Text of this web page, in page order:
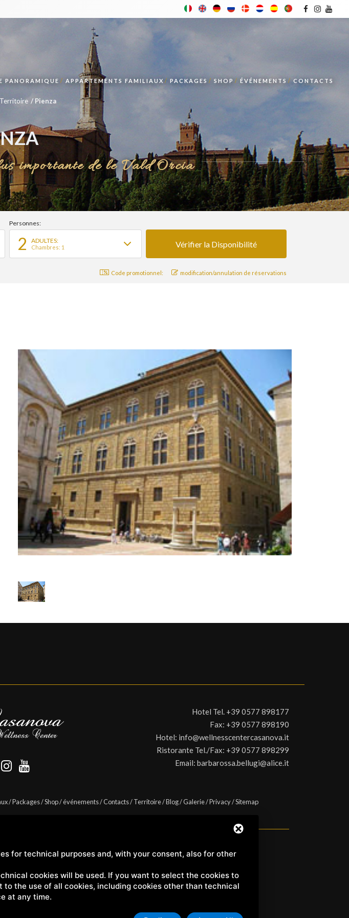
for technical purposes and, with your consent, also for other
cookies will be used. If you want to select the cookies to
the use of all cookies, including cookies other than technical
at any time.
PANORAMIQUE APPARTEMENTS FAMILIAUX PACKAGES SHOP ÉVÉNEMENTS CONTACTS
Territoire Pienza
importante de le Vald’Orcia
Personnes:
2 ADULTES:
Chambres: 1
Code promotionnel: modification/annulation de réservations
Hotel Tel. +39 0577 898177
Fax: +39 0577 898190
Hotel: info@wellnesscentercasanova.it
Ristorante Tel./Fax: +39 0577 898299
Email: barbarossa.bellugi@alice.it
/Packages/Shop/événements/Contacts/Territoire/Blog/Galerie/Privacy/Sitemap
6/c | 53027 San Quirico D'Orcia (Siena) | C.F. e P.IVA 01158980522